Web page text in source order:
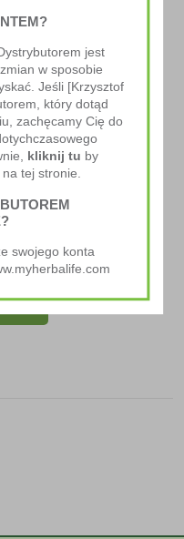
jest
w sposobie
Jeśli [Krzysztof
który dotąd
zachęcamy Cię do
kliknij tu by
tej stronie.
swojego konta